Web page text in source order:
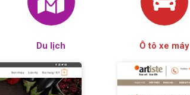
Du lịch Ô tô xe máy